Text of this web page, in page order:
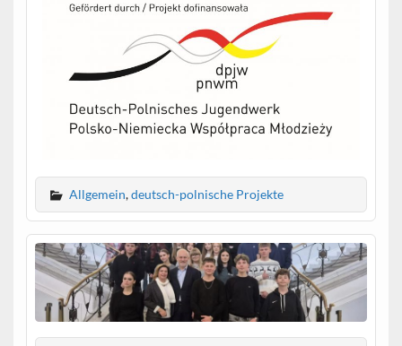
Allgemein,deutsch-polnische Projekte